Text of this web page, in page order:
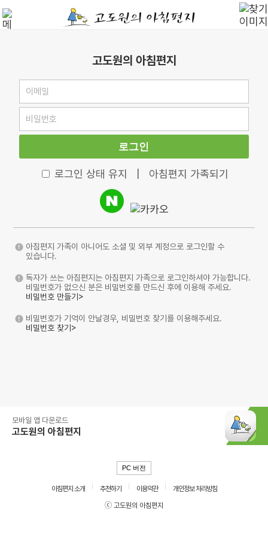
고도원의 아침편지
로그인
로그인 상태 유지 아침편지 가족되기
아침편지 가족이 아니어도 소셜 및 외부 계정으로 로그인할 수
있습니다.
독자가 쓰는 아침편지는 아침편지 가족으로 로그인하셔야 가능합니다.
비밀번호가 없으신 분은 비밀번호를 만드신 후에 이용해 주세요.
비밀번호 만들기>
비밀번호가 기억이 안날경우, 비밀번호 찾기를 이용해주세요.
비밀번호 찾기>
모바일 앱 다운로드
고도원의 아침편지
PC 버전
아침편지 소개 추천하기 이용약관
개인정보 처리방침
ⓒ 고도원의 아침편지